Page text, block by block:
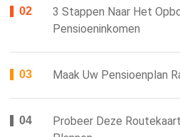
3 Stappen Naar Het
Pensioeninkomen
Maak Uw Pensioenplan
Probeer Deze